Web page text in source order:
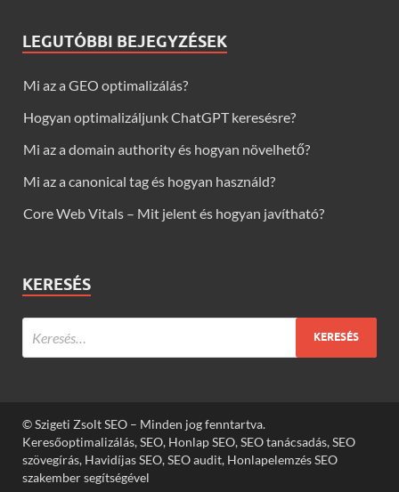
LEGUTÓBBI BEJEGYZÉSEK
Mi az a GEO optimalizálás?
Hogyan optimalizáljunk ChatGPT keresésre?
Mi az a domain authority és hogyan növelhető?
Mi az a canonical tag és hogyan használd?
Core Web Vitals – Mit jelent és hogyan javítható?
KERESÉS
© Szigeti Zsolt SEO – Minden jog fenntartva.
Keresőoptimalizálás, SEO, Honlap SEO, SEO tanácsadás, SEO
szövegírás, Havidíjas SEO, SEO audit, Honlapelemzés SEO
szakember segítségével